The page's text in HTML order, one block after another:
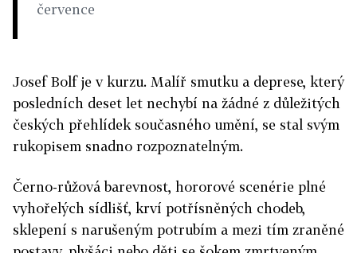
července
Josef Bolf je v kurzu. Malíř smutku a deprese, který
posledních deset let nechybí na žádné z důležitých
českých přehlídek současného umění, se stal svým
rukopisem snadno rozpoznatelným.
Černo-růžová barevnost, hororové scenérie plné
vyhořelých sídlišť, krví potřísněných chodeb,
sklepení s narušeným potrubím a mezi tím zraněné